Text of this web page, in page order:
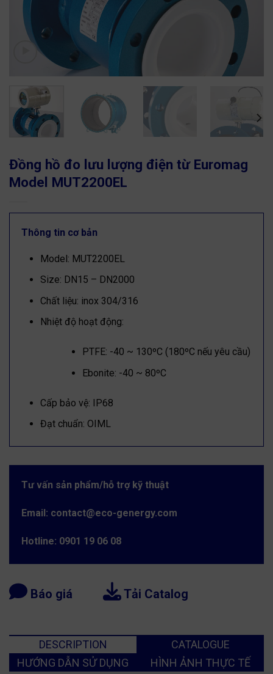
Đồng hồ đo lưu lượng điện từ Euromag
Model MUT2200EL
Thông tin cơ bản
Model: MUT2200EL
Size: DN15 – DN2000
Chất liệu: inox 304/316
Nhiệt độ hoạt động:
PTFE: -40 ~ 130ºC (180ºC nếu yêu cầu)
Ebonite: -40 ~ 80ºC
Cấp bảo vệ: IP68
Đạt chuẩn: OIML
Tư vấn sản phẩm/hỗ trợ kỹ thuật
Email: contact@eco-genergy.com
Hotline: 0901 19 06 08
Báo giá Tải Catalog
DESCRIPTION
CATALOGUE
HƯỚNG DẪN SỬ DỤNG
HÌNH ẢNH THỰC TẾ